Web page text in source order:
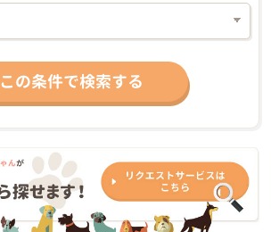
この条件で検索する